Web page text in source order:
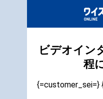
ビデオイン
程
{=customer_sei=}